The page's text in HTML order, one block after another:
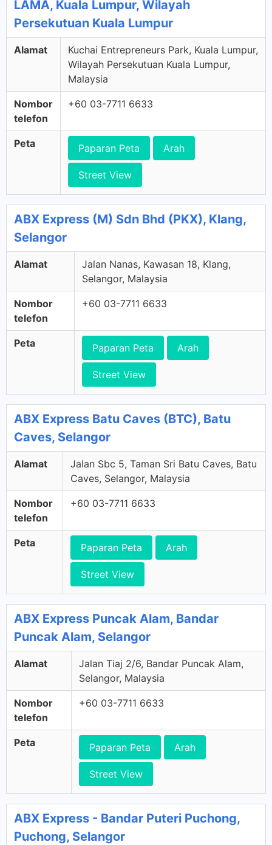
LAMA, Kuala Lumpur, Wilayah
Persekutuan Kuala Lumpur
Alamat
Kuchai Entrepreneurs Park, Kuala Lumpur,
Wilayah Persekutuan Kuala Lumpur,
Malaysia
Nombor
telefon
+60 03-7711 6633
Peta Paparan Peta Arah
Street View
ABX Express (M) Sdn Bhd (PKX), Klang,
Selangor
Alamat
Jalan Nanas, Kawasan 18, Klang,
Selangor, Malaysia
Nombor
telefon
+60 03-7711 6633
Peta Paparan Peta Arah
Street View
ABX Express Batu Caves (BTC), Batu
Caves, Selangor
Alamat
Jalan Sbc 5, Taman Sri Batu Caves, Batu
Caves, Selangor, Malaysia
Nombor
telefon
+60 03-7711 6633
Peta Paparan Peta Arah
Street View
ABX Express Puncak Alam, Bandar
Puncak Alam, Selangor
Alamat
Jalan Tiaj 2/6, Bandar Puncak Alam,
Selangor, Malaysia
Nombor
telefon
+60 03-7711 6633
Peta Paparan Peta Arah
Street View
ABX Express - Bandar Puteri Puchong,
Puchong, Selangor